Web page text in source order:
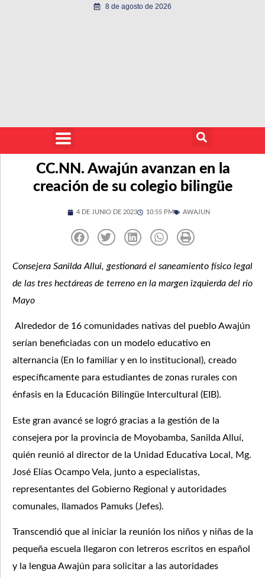
8 de agosto de 2026
CC.NN. Awajún avanzan en la
creación de su colegio bilingüe
4 DE JUNIO DE 2023 10:55 PM AWAJUN
Consejera Sanilda Allui, gestionará el saneamiento físico legal
de las tres hectáreas de terreno en la margen izquierda del río
Mayo
Alrededor de 16 comunidades nativas del pueblo Awajún
serían beneficiadas con un modelo educativo en
alternancia (En lo familiar y en lo institucional), creado
específicamente para estudiantes de zonas rurales con
énfasis en la Educación Bilingüe Intercultural (EIB).
Este gran avancé se logró gracias a la gestión de la
consejera por la provincia de Moyobamba, Sanilda Alluí,
quién reunió al director de la Unidad Educativa Local, Mg.
José Elías Ocampo Vela, junto a especialistas,
representantes del Gobierno Regional y autoridades
comunales, llamados Pamuks (Jefes).
Transcendió que al iniciar la reunión los niños y niñas de la
pequeña escuela llegaron con letreros escritos en español
y la lengua Awajún para solicitar a las autoridades